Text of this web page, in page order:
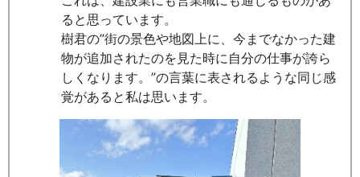
ると思っています。
樹君の”街の景色や地図上に、今までなかった建
物が追加されたのを見た時に自分の仕事が誇ら
しくなります。”の言葉に表されるような同じ感
覚があると私は思います。